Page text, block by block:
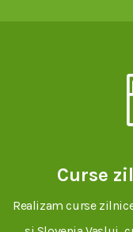
Curse
Realizam curse